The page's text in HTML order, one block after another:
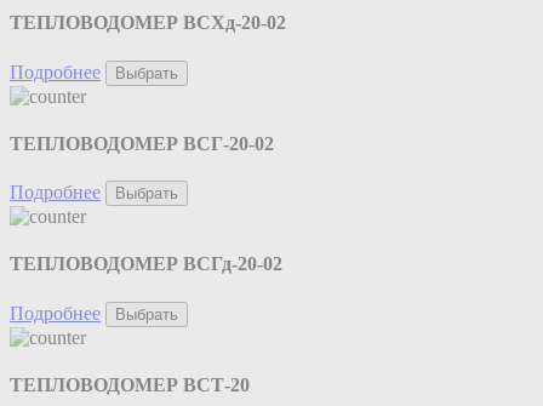
ТЕПЛОВОДОМЕР ВСХд-20-02
Подробнее Выбрать
ТЕПЛОВОДОМЕР ВСГ-20-02
Подробнее Выбрать
ТЕПЛОВОДОМЕР ВСГд-20-02
Подробнее Выбрать
ТЕПЛОВОДОМЕР ВСТ-20